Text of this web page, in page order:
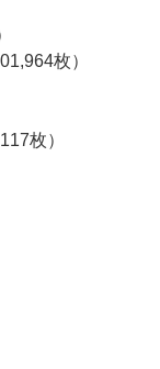
枚）
枚）